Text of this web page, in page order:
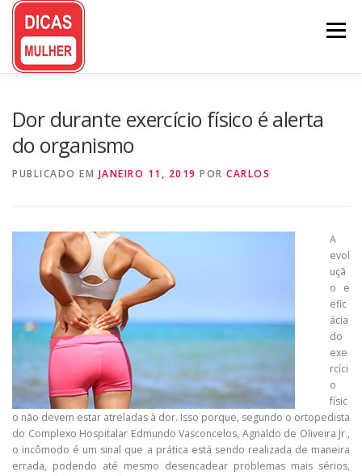
Pular
conteúdo
Menu
Dor durante exercício físico é alerta
do organismo
PUBLICADO EM JANEIRO 11, 2019 POR CARLOS
A
evol
uçã
o e
efic
ácia
do
exe
rcíci
o
físic
o não devem estar atreladas à dor. Isso porque, segundo o ortopedista
do Complexo Hospitalar Edmundo Vasconcelos, Agnaldo de Oliveira Jr.,
o incômodo é um sinal que a prática está sendo realizada de maneira
errada, podendo até mesmo desencadear problemas mais sérios,